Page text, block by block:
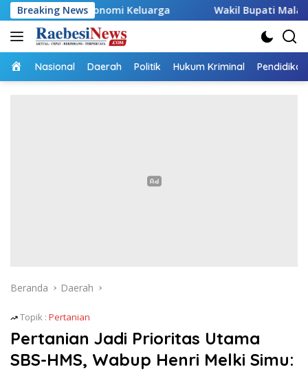
Langsung
ke
konten
Breaking News
Keluarga Wakil Bupati Malaka HMS Tinjau
Home
Nasional Daerah Politik Hukum Kriminal Pendidikan
Beranda Daerah
Topik : Pertanian
Pertanian Jadi Prioritas Utama
SBS-HMS, Wabup Henri Melki Simu: